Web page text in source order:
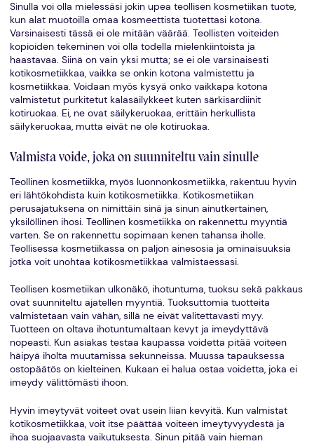
Sinulla voi olla mielessäsi jokin upea teollisen kosmetiikan tuote,
kun alat muotoilla omaa kosmeettista tuotettasi kotona.
Varsinaisesti tässä ei ole mitään väärää. Teollisten voiteiden
kopioiden tekeminen voi olla todella mielenkiintoista ja
haastavaa. Siinä on vain yksi mutta; se ei ole varsinaisesti
kotikosmetiikkaa, vaikka se onkin kotona valmistettu ja
kosmetiikkaa. Voidaan myös kysyä onko vaikkapa kotona
valmistetut purkitetut kalasäilykkeet kuten särkisardiinit
kotiruokaa. Ei, ne ovat säilykeruokaa, erittäin herkullista
säilykeruokaa, mutta eivät ne ole kotiruokaa.
Valmista voide, joka on suunniteltu vain sinulle
Teollinen kosmetiikka, myös luonnonkosmetiikka, rakentuu hyvin
eri lähtökohdista kuin kotikosmetiikka. Kotikosmetiikan
perusajatuksena on nimittäin sinä ja sinun ainutkertainen,
yksilöllinen ihosi. Teollinen kosmetiikka on rakennettu myyntiä
varten. Se on rakennettu sopimaan kenen tahansa iholle.
Teollisessa kosmetiikassa on paljon ainesosia ja ominaisuuksia
jotka voit unohtaa kotikosmetiikkaa valmistaessasi.
Teollisen kosmetiikan ulkonäkö, ihotuntuma, tuoksu sekä pakkaus
ovat suunniteltu ajatellen myyntiä. Tuoksuttomia tuotteita
valmistetaan vain vähän, sillä ne eivät valitettavasti myy.
Tuotteen on oltava ihotuntumaltaan kevyt ja imeydyttävä
nopeasti. Kun asiakas testaa kaupassa voidetta pitää voiteen
häipyä iholta muutamissa sekunneissa. Muussa tapauksessa
ostopäätös on kielteinen. Kukaan ei halua ostaa voidetta, joka ei
imeydy välittömästi ihoon.
Hyvin imeytyvät voiteet ovat usein liian kevyitä. Kun valmistat
kotikosmetiikkaa, voit itse päättää voiteen imeytyvyydestä ja
ihoa suojaavasta vaikutuksesta. Sinun pitää vain hieman